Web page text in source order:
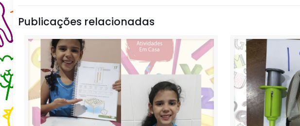
Publicações relacionadas